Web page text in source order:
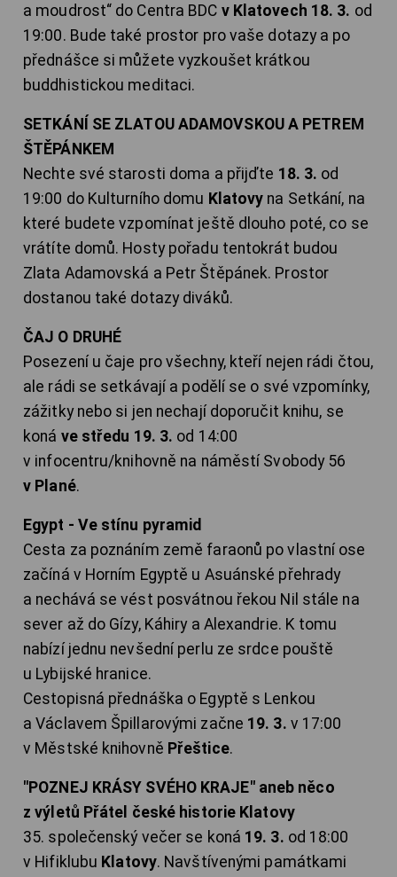
a moudrost“ do Centra BDC v Klatovech 18. 3. od
19:00. Bude také prostor pro vaše dotazy a po
přednášce si můžete vyzkoušet krátkou
buddhistickou meditaci.
SETKÁNÍ SE ZLATOU ADAMOVSKOU A PETREM
ŠTĚPÁNKEM
Nechte své starosti doma a přijďte 18. 3. od
19:00 do Kulturního domu Klatovy na Setkání, na
které budete vzpomínat ještě dlouho poté, co se
vrátíte domů. Hosty pořadu tentokrát budou
Zlata Adamovská a Petr Štěpánek. Prostor
dostanou také dotazy diváků.
ČAJ O DRUHÉ
Posezení u čaje pro všechny, kteří nejen rádi čtou,
ale rádi se setkávají a podělí se o své vzpomínky,
zážitky nebo si jen nechají doporučit knihu, se
koná ve středu 19. 3. od 14:00
v infocentru/knihovně na náměstí Svobody 56
v Plané.
Egypt - Ve stínu pyramid
Cesta za poznáním země faraonů po vlastní ose
začíná v Horním Egyptě u Asuánské přehrady
a nechává se vést posvátnou řekou Nil stále na
sever až do Gízy, Káhiry a Alexandrie. K tomu
nabízí jednu nevšední perlu ze srdce pouště
u Lybijské hranice.
Cestopisná přednáška o Egyptě s Lenkou
a Václavem Špillarovými začne 19. 3. v 17:00
v Městské knihovně Přeštice.
"POZNEJ KRÁSY SVÉHO KRAJE" aneb něco
z výletů Přátel české historie Klatovy
35. společenský večer se koná 19. 3. od 18:00
v Hifiklubu Klatovy. Navštívenými památkami